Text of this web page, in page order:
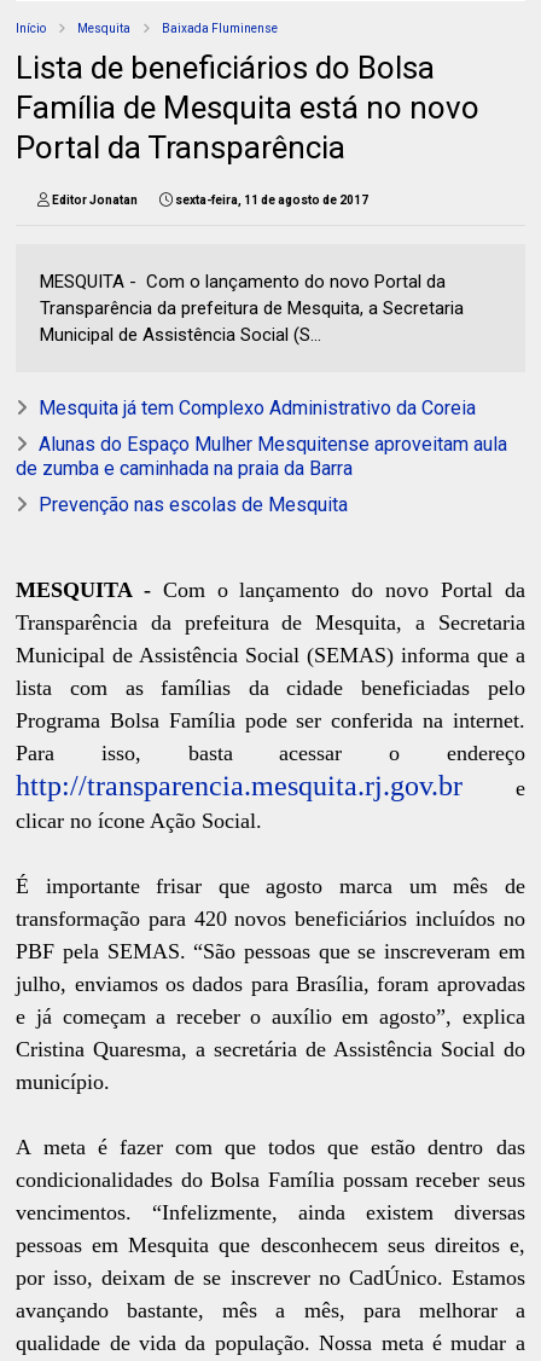
Início Mesquita Baixada Fluminense
Lista de beneficiários do Bolsa
Família de Mesquita está no novo
Portal da Transparência
Editor Jonatan sexta-feira, 11 de agosto de 2017
MESQUITA - Com o lançamento do novo Portal da
Transparência da prefeitura de Mesquita, a Secretaria
Municipal de Assistência Social (S...
Mesquita já tem Complexo Administrativo da Coreia
Alunas do Espaço Mulher Mesquitense aproveitam aula
de zumba e caminhada na praia da Barra
Prevenção nas escolas de Mesquita
MESQUITA - Com o lançamento do novo Portal da
Transparência da prefeitura de Mesquita, a Secretaria
Municipal de Assistência Social (SEMAS) informa que a
lista com as famílias da cidade beneficiadas pelo
Programa Bolsa Família pode ser conferida na internet.
Para isso, basta acessar o endereço
http://transparencia.mesquita.rj.gov.br e
clicar no ícone Ação Social.
É importante frisar que agosto marca um mês de
transformação para 420 novos beneficiários incluídos no
PBF pela SEMAS. “São pessoas que se inscreveram em
julho, enviamos os dados para Brasília, foram aprovadas
e já começam a receber o auxílio em agosto”, explica
Cristina Quaresma, a secretária de Assistência Social do
município.
A meta é fazer com que todos que estão dentro das
condicionalidades do Bolsa Família possam receber seus
vencimentos. “Infelizmente, ainda existem diversas
pessoas em Mesquita que desconhecem seus direitos e,
por isso, deixam de se inscrever no CadÚnico. Estamos
avançando bastante, mês a mês, para melhorar a
qualidade de vida da população. Nossa meta é mudar a